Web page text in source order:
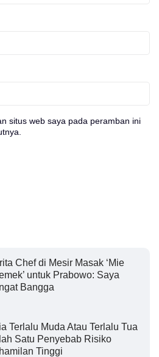
situs web saya pada peramban ini
Chef di Mesir Masak ‘Mie
untuk Prabowo: Saya
Bangga
Terlalu Muda Atau Terlalu Tua
Satu Penyebab Risiko
Tinggi